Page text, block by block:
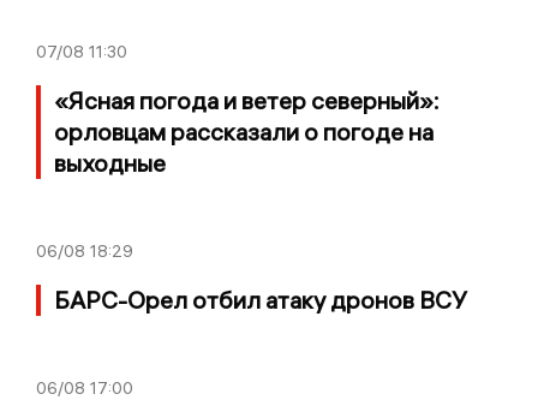
07/08 11:30
«Ясная погода и ветер северный»:
орловцам рассказали о погоде на
выходные
06/08 18:29
БАРС-Орел отбил атаку дронов ВСУ
06/08 17:00